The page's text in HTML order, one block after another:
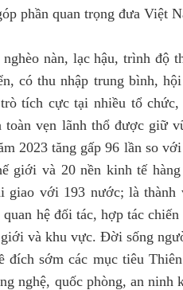
phần quan trọng đưa Việt
nàn, lạc hậu, trình độ
có thu nhập trung bình,
tích cực tại nhiều tổ
toàn vẹn lãnh thổ được giữ
2023 tăng gấp 96 lần so
giới và 20 nền kinh tế
giao với 193 nước; là
hệ đối tác, hợp tác
và khu vực. Đời sống
đích sớm các mục tiêu
nghệ, quốc phòng, an